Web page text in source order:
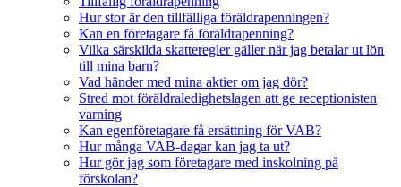
Hur stor är den tillfälliga föräldrapenningen?
Kan en företagare få föräldrapenning?
Vilka särskilda skatteregler gäller när jag betalar ut lön
till mina barn?
Vad händer med mina aktier om jag dör?
Stred mot föräldraledighetslagen att ge receptionisten
varning
Kan egenföretagare få ersättning för VAB?
Hur många VAB-dagar kan jag ta ut?
Hur gör jag som företagare med inskolning på
förskolan?